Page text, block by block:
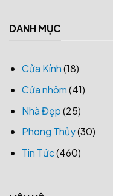
DANH MỤC
Cửa Kính(18)
Cửa nhôm(41)
Nhà Đẹp(25)
Phong Thủy(30)
Tin Tức(460)